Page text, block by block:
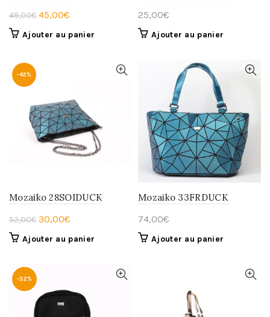
49,00€ Le
prix
45,00€
prix
Ajouter au panier
25,00€
Ajouter au panier
-42%
Mozaiko 28SOIDUCK
52,00€ Le
prix
30,00€
prix
Ajouter au panier
Mozaiko 33FRDUCK
74,00€
Ajouter au panier
-32%